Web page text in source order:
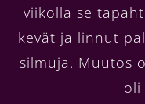
viikolla se
kevät ja linnut
silmuja. Muutos
oli